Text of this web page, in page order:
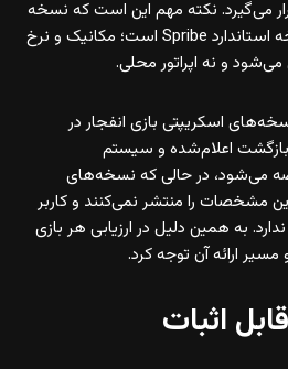
می‌گیرد. نکته مهم این است که نسخه
آویاتور در بت ۳۰۳ همان نسخه استاندارد Spribe است؛ مکانیک و نرخ
و نه اپراتور محلی.
اسکریپتی بازی انفجار در
بازگشت اعلام‌شده و سیستم
می‌شود، در حالی که نسخه‌های
مشخصات را منتشر نمی‌کنند و کاربر
به همین دلیل در ارزیابی هر بازی
ارائه آن توجه کرد.
اثبات